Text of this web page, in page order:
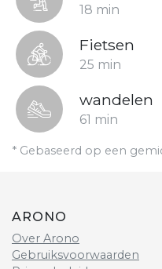
18 min
Fietsen
25 min
wandelen
61 min
* Gebaseerd op een
ARONO
Over Arono
Gebruiksvoorwaarden